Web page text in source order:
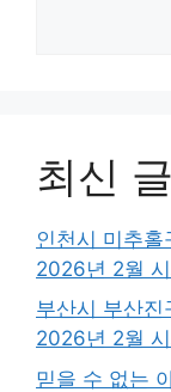
최신 글
인천시 미추
2026년 2월
부산시 부산
2026년 2월
믿을 수 없는